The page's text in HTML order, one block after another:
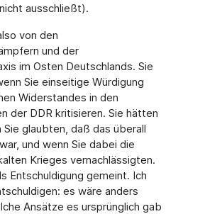
ausschließt).
von den
und der
im Osten Deutschlands. Sie
Sie einseitige Würdigung
Widerstandes in den
der DDR kritisieren. Sie hätten
Sie glaubten, daß das überall
und wenn Sie dabei die
Krieges vernachlässigten.
Entschuldigung gemeint. Ich
es wäre anders
Ansätze es ursprünglich gab